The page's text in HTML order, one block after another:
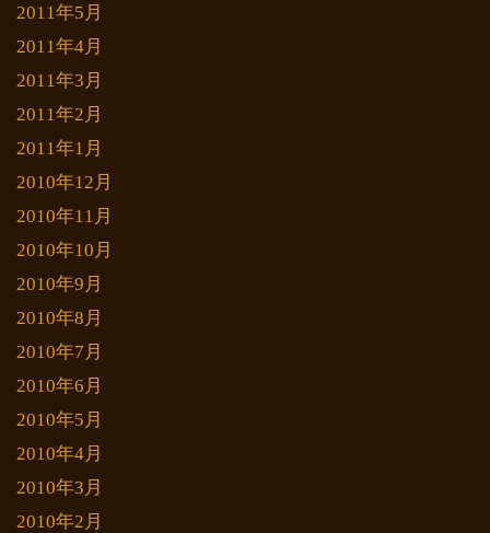
2011年5月
2011年4月
2011年3月
2011年2月
2011年1月
2010年12月
2010年11月
2010年10月
2010年9月
2010年8月
2010年7月
2010年6月
2010年5月
2010年4月
2010年3月
2010年2月